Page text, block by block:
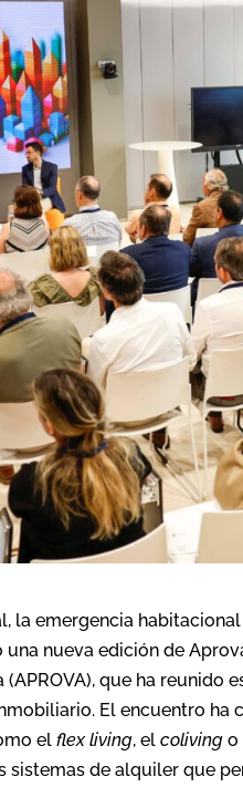
la emergencia habitacional
nueva edición de
que ha reunido
El encuentro ha
elflex living, elcoliving
sistemas de alquiler que